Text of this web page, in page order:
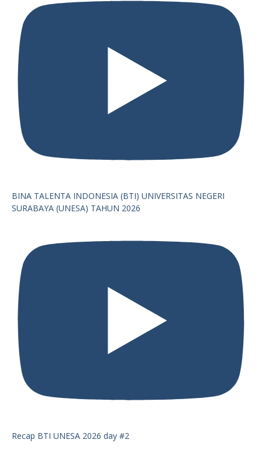
BINA TALENTA INDONESIA (BTI) UNIVERSITAS NEGERI
SURABAYA (UNESA) TAHUN 2026
Recap BTI UNESA 2026 day #2